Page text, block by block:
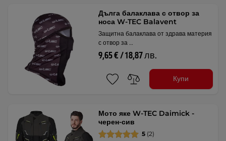
Дълга балаклава с отвор за
носа W-TEC Balavent
Защитна балаклава от здрава материя
с отвор за …
9,65 € / 18,87 лв.
Купи
Мото яке W-TEC Daimick -
черен-сив
5 (2)